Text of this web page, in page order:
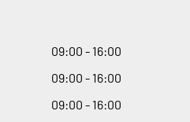
09:00 - 16:00
09:00 - 16:00
09:00 - 16:00